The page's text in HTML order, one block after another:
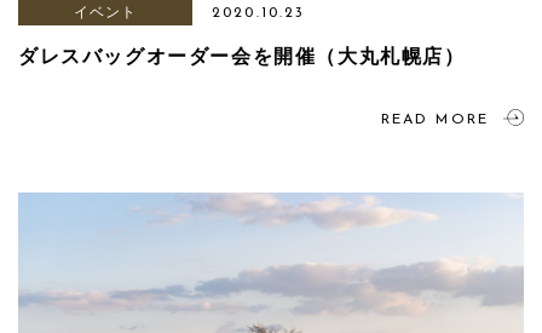
イベント 2020.10.23
ダレスバッグオーダー会を開催（大丸札幌店）
READ MORE